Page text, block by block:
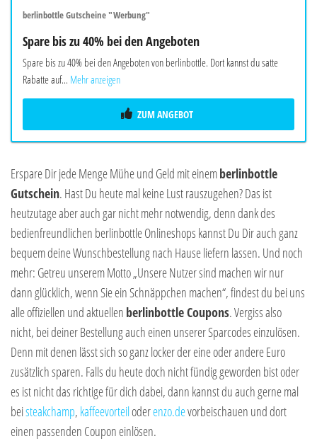
berlinbottle Gutscheine "Werbung"
Spare bis zu 40% bei den Angeboten
Spare bis zu 40% bei den Angeboten von berlinbottle. Dort kannst du satte
Rabatte auf... Mehr anzeigen
ZUM ANGEBOT
Erspare Dir jede Menge Mühe und Geld mit einemberlinbottle
Gutschein. Hast Du heute mal keine Lust rauszugehen? Das ist
heutzutage aber auch gar nicht mehr notwendig, denn dank des
bedienfreundlichen berlinbottle Onlineshops kannst Du Dir auch ganz
bequem deine Wunschbestellung nach Hause liefern lassen. Und noch
mehr: Getreu unserem Motto „Unsere Nutzer sind machen wir nur
dann glücklich, wenn Sie ein Schnäppchen machen“, findest du bei uns
alle offiziellen und aktuellen berlinbottle Coupons. Vergiss also
nicht, bei deiner Bestellung auch einen unserer Sparcodes einzulösen.
Denn mit denen lässt sich so ganz locker der eine oder andere Euro
zusätzlich sparen. Falls du heute doch nicht fündig geworden bist oder
es ist nicht das richtige für dich dabei, dann kannst du auch gerne mal
beisteakchamp, kaffeevorteiloderenzo.devorbeischauen und dort
einen passenden Coupon einlösen.